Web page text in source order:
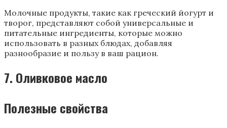
Молочные продукты, такие как греческий йогурт и
творог, представляют собой универсальные и
питательные ингредиенты, которые можно
использовать в разных блюдах, добавляя
разнообразие и пользу в ваш рацион.
7. Оливковое масло
Полезные свойства